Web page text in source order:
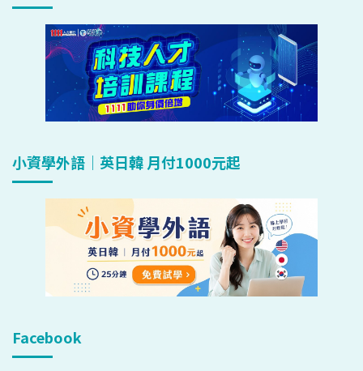
小資學外語｜英日韓 月付1000元起
Facebook